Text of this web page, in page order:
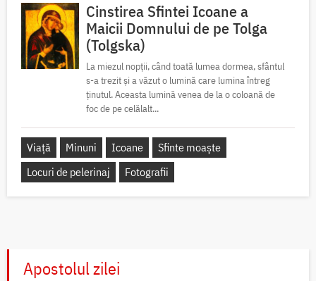
Cinstirea Sfintei Icoane a
Maicii Domnului de pe Tolga
(Tolgska)
La miezul nopții, când toată lumea dormea, sfântul
s-a trezit și a văzut o lumină care lumina întreg
ținutul. Aceasta lumină venea de la o coloană de
foc de pe celălalt...
Viață Minuni Icoane
Sfinte moaște
Locuri de pelerinaj
Fotografii
Apostolul zilei